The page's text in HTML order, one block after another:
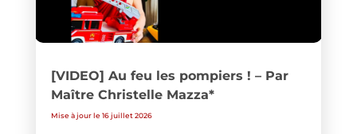
[VIDEO] Au feu les pompiers ! – Par
Maître Christelle Mazza*
Mise à jour le 16 juillet 2026